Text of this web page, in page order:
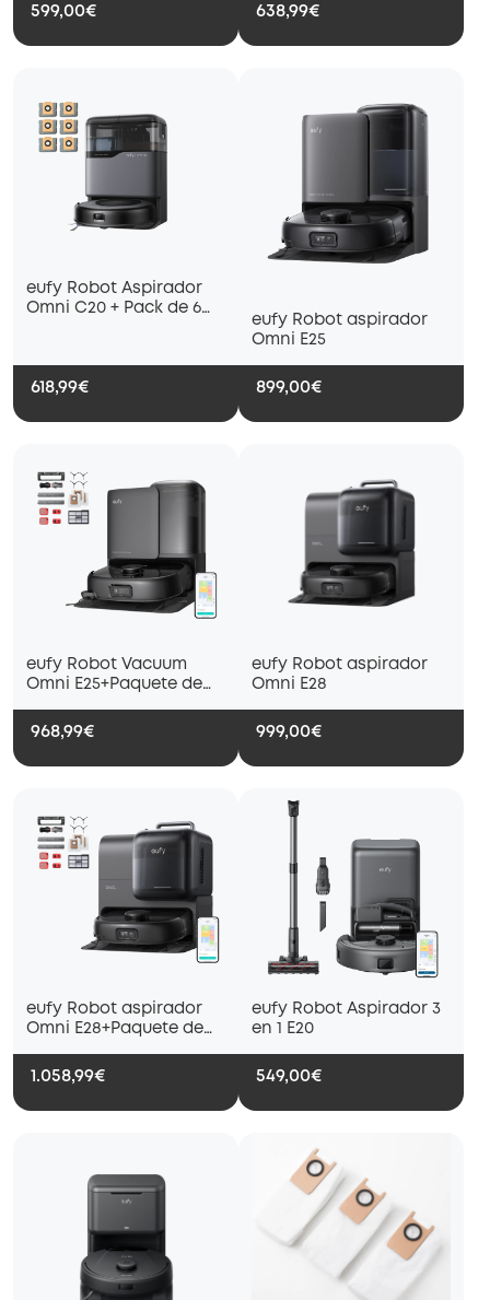
599,00€ 638,99€
eufy Robot Aspirador
Omni C20 + Pack de 6
618,99€
eufy Robot aspirador
Omni E25
899,00€
eufy Robot Vacuum
Omni E25+Paquete de
968,99€
eufy Robot aspirador
Omni E28
999,00€
eufy Robot aspirador
Omni E28+Paquete de
1.058,99€
eufy Robot Aspirador 3
en 1 E20
549,00€